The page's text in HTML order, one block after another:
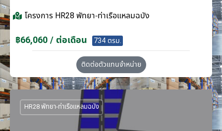
โครงการ HR28 พัทยา-ท่าเรือแหลมฉบัง
฿66,060 / ต่อเดือน 734 ตรม.
ติดต่อตัวแทนจำหน่าย
HR28 พัทยา-ท่าเรือแหลมฉบัง